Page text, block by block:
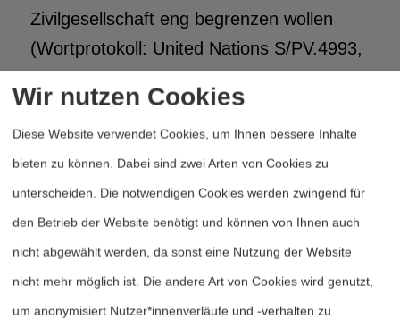
Zivilgesellschaft eng begrenzen wollen
(Wortprotokoll: United Nations S/PV.4993,
Security Council fifty-ninth year, 4993rd
meeting, 22. Juni 2004). Die NGOs sind
als Lieferanten von Informationen aus
Krisenregionen, an die die
Regierungsvertreter anders kaum
herankommen würden, willkommen, nicht
mehr. Und auch andere Staaten, vor allem
aus dem Süden – dem Vernehmen nach
hat sich hier besonders Argentinien
Wir nutzen Cookies
Diese Website verwendet Cookies, um Ihnen bessere Inhalte
bieten zu können. Dabei sind zwei Arten von Cookies zu
unterscheiden. Die notwendigen Cookies werden zwingend für
den Betrieb der Website benötigt und können von Ihnen auch
nicht abgewählt werden, da sonst eine Nutzung der Website
nicht mehr möglich ist. Die andere Art von Cookies wird genutzt,
um anonymisiert Nutzer*innenverläufe und -verhalten zu